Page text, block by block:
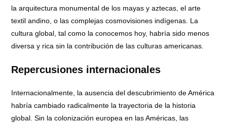
la arquitectura monumental de los mayas y aztecas, el arte
textil andino, o las complejas cosmovisiones indígenas. La
cultura global, tal como la conocemos hoy, habría sido menos
diversa y rica sin la contribución de las culturas americanas.
Repercusiones internacionales
Internacionalmente, la ausencia del descubrimiento de América
habría cambiado radicalmente la trayectoria de la historia
global. Sin la colonización europea en las Américas, las